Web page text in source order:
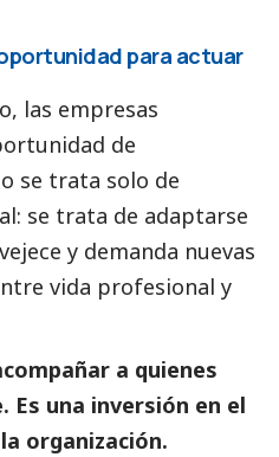
para actuar
las empresas
de
se trata solo de
se trata de adaptarse
y demanda nuevas
vida profesional y
a quienes
Es una inversión en el
organización.